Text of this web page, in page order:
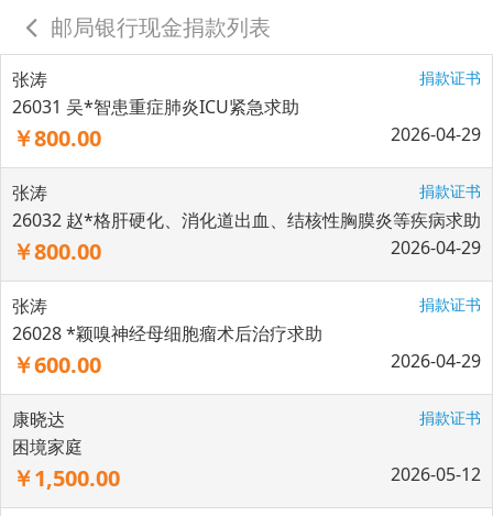
邮局银行现金捐款列表
张涛 捐款证书
26031 吴*智患重症肺炎ICU紧急求助
￥800.00 2026-04-29
张涛 捐款证书
26032 赵*格肝硬化、消化道出血、结核性胸膜炎等疾病求助
￥800.00 2026-04-29
张涛 捐款证书
26028 *颖嗅神经母细胞瘤术后治疗求助
￥600.00 2026-04-29
康晓达 捐款证书
困境家庭
￥1,500.00 2026-05-12